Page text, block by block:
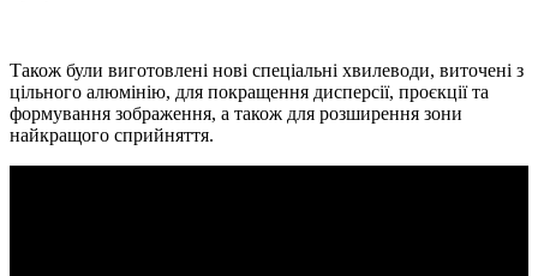
Також були виготовлені нові спеціальні хвилеводи, виточені з
цільного алюмінію, для покращення дисперсії, проєкції та
формування зображення, а також для розширення зони
найкращого сприйняття.